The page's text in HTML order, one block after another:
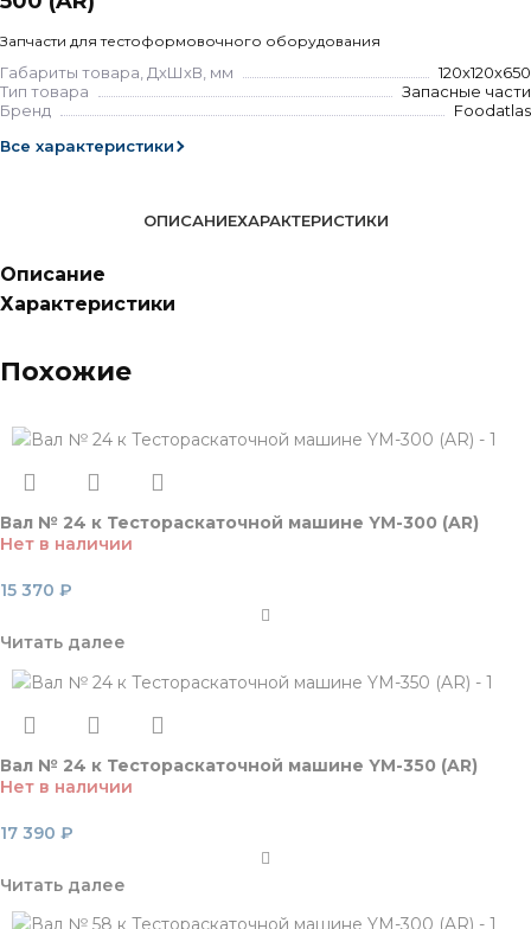
Запчасти для тестоформовочного оборудования
Габариты товара, ДхШхВ, мм
120х120х650
Тип товара
Запасные части
Бренд
Foodatlas
Все характеристики
ОПИСАНИЕХАРАКТЕРИСТИКИ
Описание
Характеристики
Похожие
Вал № 24 к Тестораскаточной машине YM-300 (AR)
Нет в наличии
15 370 ₽
Читать далее
Вал № 24 к Тестораскаточной машине YM-350 (AR)
Нет в наличии
17 390 ₽
Читать далее